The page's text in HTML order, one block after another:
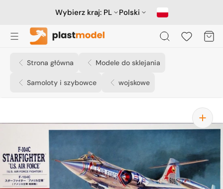
Wybierz kraj: PL Polski
Koszyk
Strona główna Modele do sklejania
Samoloty i szybowce wojskowe
Otwórz